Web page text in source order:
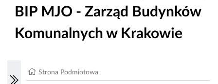
BIP MJO - Zarząd Budynków
Komunalnych w Krakowie
Strona Podmiotowa